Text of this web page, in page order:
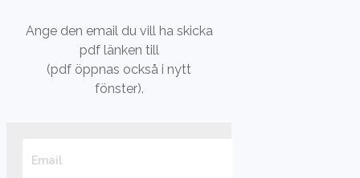
Ange den email du vill ha skicka
pdf länken till
(pdf öppnas också i nytt
fönster).